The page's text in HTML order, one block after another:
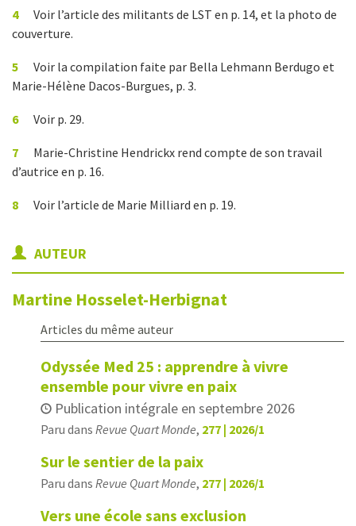
4
Voir l’article des militants de LST en p. 14, et la photo de
couverture.
5
Voir la compilation faite par Bella Lehmann Berdugo et
Marie-Hélène Dacos-Burgues, p. 3.
6 Voir p. 29.
7
Marie-Christine Hendrickx rend compte de son travail
d’autrice en p. 16.
8 Voir l’article de Marie Milliard en p. 19.
AUTEUR
Martine Hosselet-Herbignat
Articles du même auteur
Odyssée Med 25 : apprendre à vivre
ensemble pour vivre en paix
Publication intégrale en septembre 2026
Paru dans Revue Quart Monde, 277 | 2026/1
Sur le sentier de la paix
Paru dans Revue Quart Monde, 277 | 2026/1
Vers une école sans exclusion